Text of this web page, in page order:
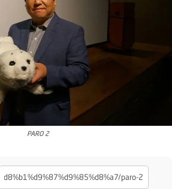
PARO 2